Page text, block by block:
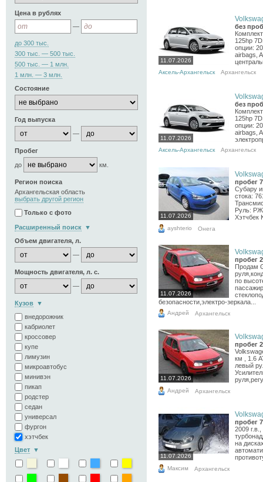
Цена в рублях
—
до 300 тыс.
300 тыс. — 500 тыс.
500 тыс. — 1 млн.
1 млн. — 3 млн.
Состояние
Год выпуска
—
Пробег
до
км.
Регион поиска
Архангельская область
выбрать другой регион
Только с фото
Расширенный поиск
Объем двигателя, л.
—
Мощность двигателя, л. с.
—
Кузов
внедорожник
кабриолет
кроссовер
купе
лимузин
микроавтобус
минивэн
пикап
родстер
седан
универсал
фургон
хэтчбек
Цвет
11.07.2026
без
125hp
опции:
airbags,
Аксель-Архангельск Архангельск
11.07.2026
без
125hp
опции:
airbags,
Аксель-Архангельск Архангельск
11.07.2026
пробег
Субару
стока:
Руль:
Хэтчбек
ayshterio Онега
11.07.2026
пробег
Продам
по
безопасности,электро-зеркала...
Андрей Архангельск
11.07.2026
пробег
км , 1.6
левый
Андрей Архангельск
11.07.2026
пробег
2009
на
Максим Архангельск